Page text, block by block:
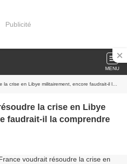
Publicité
MENU
en Libye militairement, encore faudrait-il la comprendre
la crise en Libye
faudrait-il la comprendre